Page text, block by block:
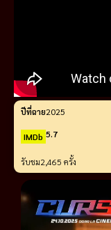
ปีที่ฉาย2025
IMDb 5.7
รับชม2,465 ครั้ง